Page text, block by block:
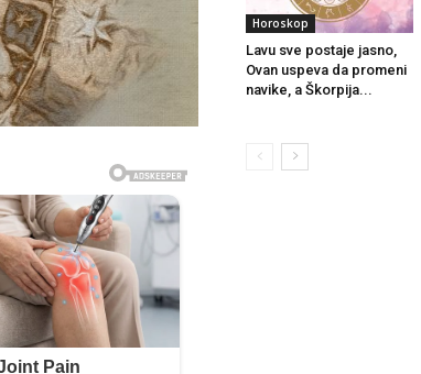
Horoskop
Lavu sve postaje jasno,
Ovan uspeva da promeni
navike, a Škorpija...